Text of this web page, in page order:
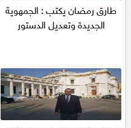
طارق رمضان يكتب : الجمهوية
الجديدة وتعديل الدستور